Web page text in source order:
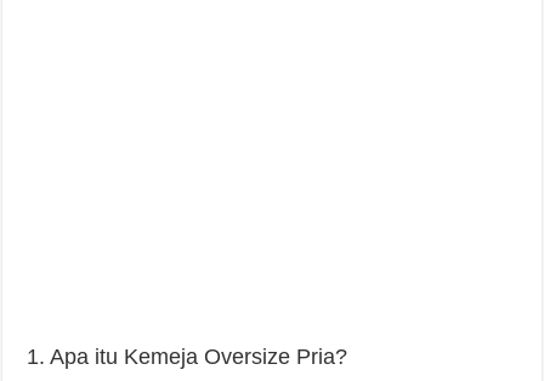
1. Apa itu Kemeja Oversize Pria?